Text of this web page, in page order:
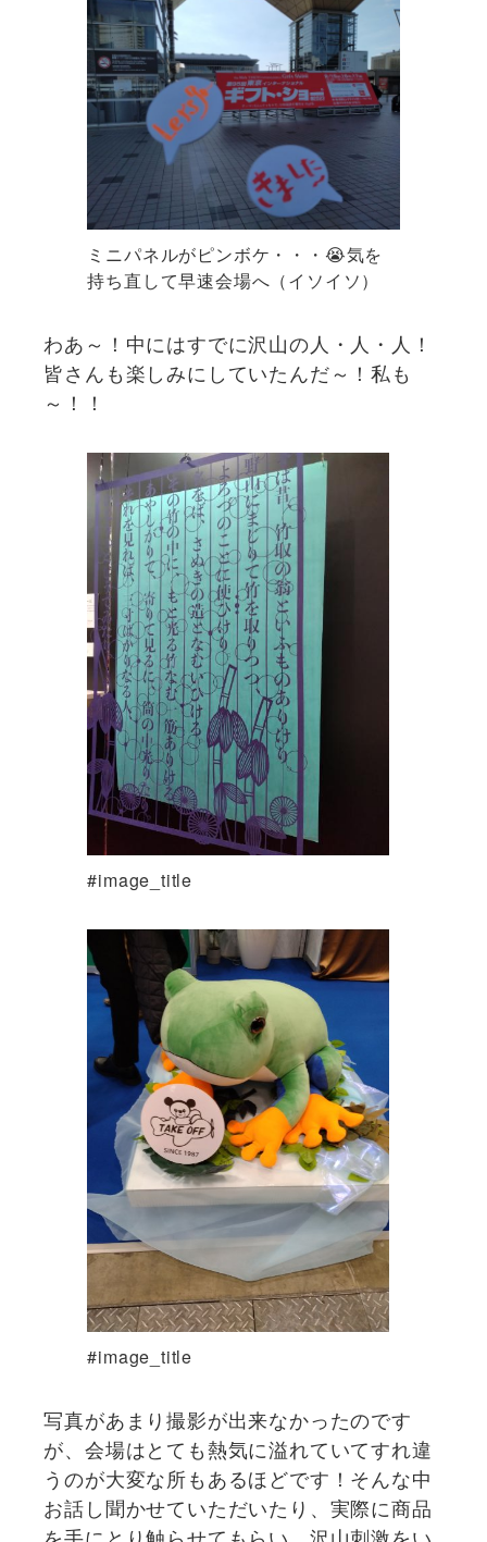
ミニパネルがピンボケ・・・😭気を
持ち直して早速会場へ（イソイソ）
わあ～！中にはすでに沢山の人・人・人！
皆さんも楽しみにしていたんだ～！私も
～！！
#image_title
#image_title
写真があまり撮影が出来なかったのです
が、会場はとても熱気に溢れていてすれ違
うのが大変な所もあるほどです！そんな中
お話し聞かせていただいたり、実際に商品